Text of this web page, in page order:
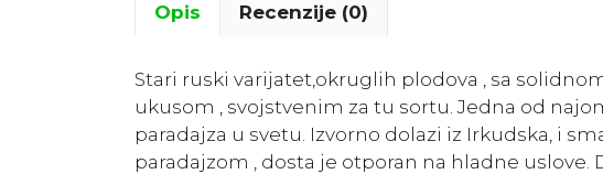
Opis Recenzije (0)
Stari ruski varijatet,okruglih plodova , sa
ukusom , svojstvenim za tu sortu. Jedna od
paradajza u svetu. Izvorno dolazi iz Irkudska, i
paradajzom , dosta je otporan na hladne uslove.